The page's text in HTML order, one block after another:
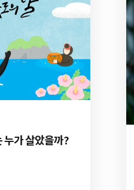
누가 살았을까?